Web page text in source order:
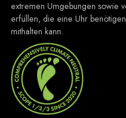
extremen Umgebungen sowie
erfüllen, die eine Uhr
mithalten kann.